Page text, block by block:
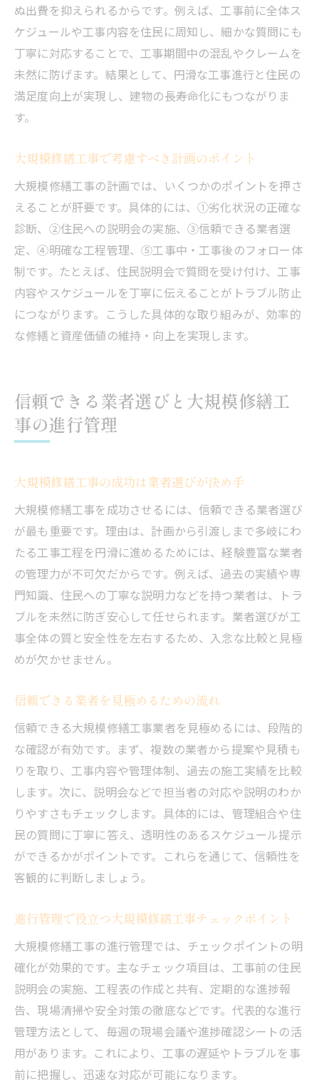
ぬ出費を抑えられるからです。例えば、工事前に全体ス
ケジュールや工事内容を住民に周知し、細かな質問にも
丁寧に対応することで、工事期間中の混乱やクレームを
未然に防げます。結果として、円滑な工事進行と住民の
満足度向上が実現し、建物の長寿命化にもつながりま
す。
大規模修繕工事で考慮すべき計画のポイント
大規模修繕工事の計画では、いくつかのポイントを押さ
えることが肝要です。具体的には、①劣化状況の正確な
診断、②住民への説明会の実施、③信頼できる業者選
定、④明確な工程管理、⑤工事中・工事後のフォロー体
制です。たとえば、住民説明会で質問を受け付け、工事
内容やスケジュールを丁寧に伝えることがトラブル防止
につながります。こうした具体的な取り組みが、効率的
な修繕と資産価値の維持・向上を実現します。
信頼できる業者選びと大規模修繕工
事の進行管理
大規模修繕工事の成功は業者選びが決め手
大規模修繕工事を成功させるには、信頼できる業者選び
が最も重要です。理由は、計画から引渡しまで多岐にわ
たる工事工程を円滑に進めるためには、経験豊富な業者
の管理力が不可欠だからです。例えば、過去の実績や専
門知識、住民への丁寧な説明力などを持つ業者は、トラ
ブルを未然に防ぎ安心して任せられます。業者選びが工
事全体の質と安全性を左右するため、入念な比較と見極
めが欠かせません。
信頼できる業者を見極めるための流れ
信頼できる大規模修繕工事業者を見極めるには、段階的
な確認が有効です。まず、複数の業者から提案や見積も
りを取り、工事内容や管理体制、過去の施工実績を比較
します。次に、説明会などで担当者の対応や説明のわか
りやすさもチェックします。具体的には、管理組合や住
民の質問に丁寧に答え、透明性のあるスケジュール提示
ができるかがポイントです。これらを通じて、信頼性を
客観的に判断しましょう。
進行管理で役立つ大規模修繕工事チェックポイント
大規模修繕工事の進行管理では、チェックポイントの明
確化が効果的です。主なチェック項目は、工事前の住民
説明会の実施、工程表の作成と共有、定期的な進捗報
告、現場清掃や安全対策の徹底などです。代表的な進行
管理方法として、毎週の現場会議や進捗確認シートの活
用があります。これにより、工事の遅延やトラブルを事
前に把握し、迅速な対応が可能になります。